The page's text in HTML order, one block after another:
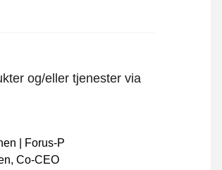
og/eller tjenester via
, Co-CEO